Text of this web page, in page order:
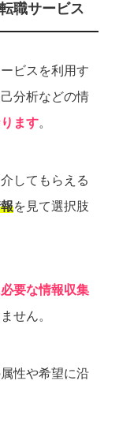
職サービス
ビスを利用す
分析などの情
ます。
してもらえる
を見て選択肢
要な情報収集
せん。
性や希望に沿